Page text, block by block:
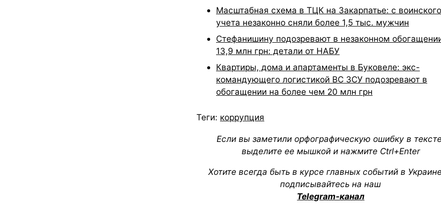
Масштабная схема в ТЦК на Закарпатье: с воинского
учета незаконно сняли более 1,5 тыс. мужчин
Стефанишину подозревают в незаконном
13,9 млн грн: детали от НАБУ
Квартиры, дома и апартаменты в Буковеле: экс-
командующего логистикой ВС ЗСУ подозревают в
обогащении на более чем 20 млн грн
Теги: коррупция
Если вы заметили орфографическую ошибку в
выделите ее мышкой и нажмите Ctrl+Enter
Хотите всегда быть в курсе главных событий в
подписывайтесь на наш
Telegram-канал